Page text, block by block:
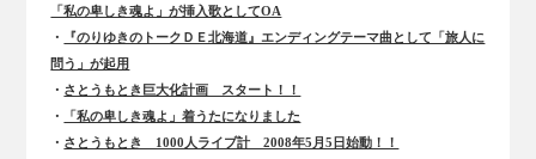
「私の卑しき魂よ」が挿入歌としてOA
・
『のりゆきのトークＤＥ北海道』エンディングテーマ曲として「旅人に
問う」が起用
・ さとうもとき巨大化計画 スタート！！
・
「私の卑しき魂よ」着うたになりました
・ さとうもとき 1000人ライブ計 2008年5月5日始動！！